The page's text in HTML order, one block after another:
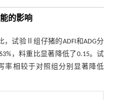
的影响
，试验Ⅱ组仔猪的ADFI和ADG分
，料重比显著降低了0.15。试
相较于对照组分别显著降低